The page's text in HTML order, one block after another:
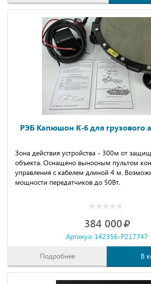
РЭБ Капюшон К-6 для грузового
Зона действия устройства - 300м от
объекта. Оснащено выносным пультом
управления с кабелем длиной 4 м.
мощности передатчиков до 50Вт.
384 000
Артикул: 142356-P217747
Подробнее В